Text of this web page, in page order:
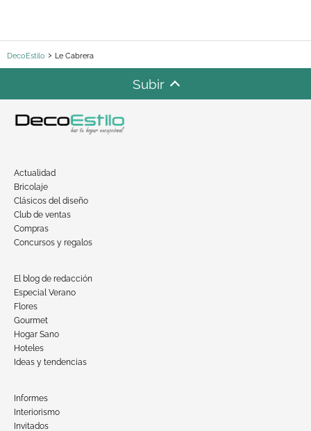
DecoEstilo Le Cabrera
Subir
Actualidad
Bricolaje
Clásicos del diseño
Club de ventas
Compras
Concursos y regalos
El blog de redacción
Especial Verano
Flores
Gourmet
Hogar Sano
Hoteles
Ideas y tendencias
Informes
Interiorismo
Invitados